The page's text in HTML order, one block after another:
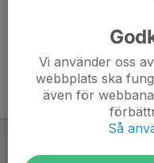
Vi använder oss
webbplats ska
även för
Så